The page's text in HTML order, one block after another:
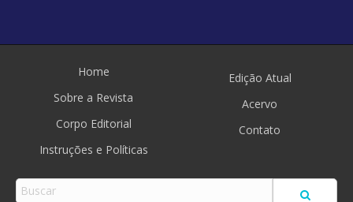
Home
Sobre a Revista
Corpo Editorial
Instruções e Políticas
Edição Atual
Acervo
Contato